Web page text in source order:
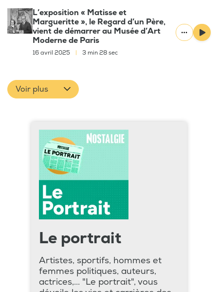
L’exposition « Matisse et
Margueritte », le Regard d’un Père,
vient de démarrer au Musée d’Art
Moderne de Paris
16 avril 2025 3 min 28 sec
Voir plus
Le portrait
Artistes, sportifs, hommes et
femmes politiques, auteurs,
actrices,... "Le portrait", vous